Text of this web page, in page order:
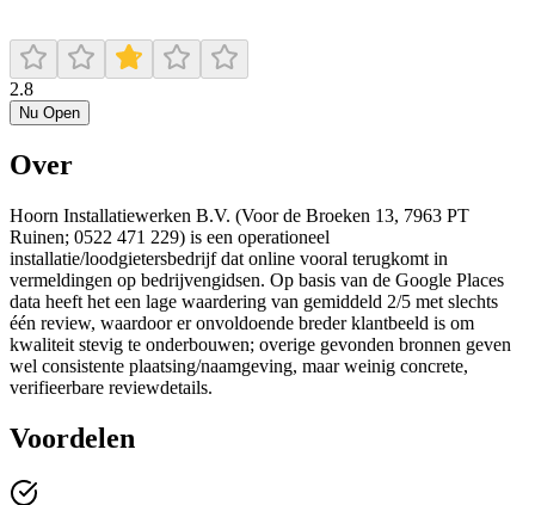
2.8
Nu Open
Over
Hoorn Installatiewerken B.V. (Voor de Broeken 13, 7963 PT
Ruinen; 0522 471 229) is een operationeel
installatie/loodgietersbedrijf dat online vooral terugkomt in
vermeldingen op bedrijvengidsen. Op basis van de Google Places
data heeft het een lage waardering van gemiddeld 2/5 met slechts
één review, waardoor er onvoldoende breder klantbeeld is om
kwaliteit stevig te onderbouwen; overige gevonden bronnen geven
wel consistente plaatsing/naamgeving, maar weinig concrete,
verifieerbare reviewdetails.
Voordelen